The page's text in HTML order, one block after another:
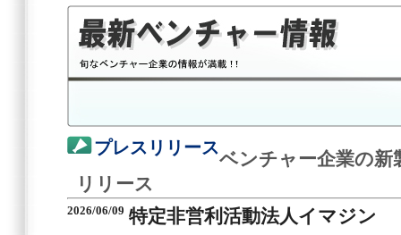
プレスリリース
ベンチャー企業の新
リリース
2026/06/09 特定非営利活動法人イマジン